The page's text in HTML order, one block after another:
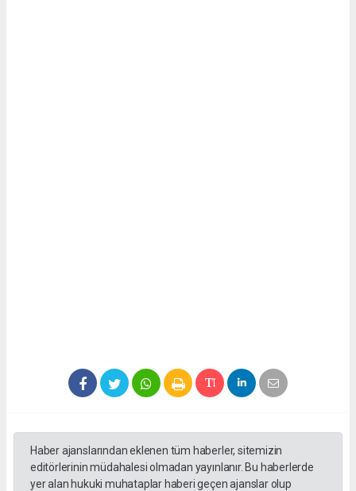
Haber ajanslarından eklenen tüm haberler, sitemizin
editörlerinin müdahalesi olmadan yayınlanır. Bu haberlerde
yer alan hukuki muhataplar haberi geçen ajanslar olup